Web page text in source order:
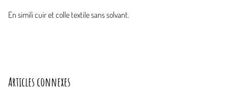
En simili cuir et colle textile sans solvant.
Articles connexes